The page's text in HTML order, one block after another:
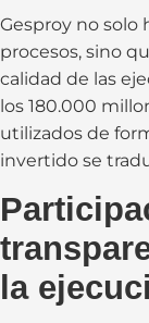
Gesproy no solo
procesos, sino
calidad de las
los 180.000
utilizados de
invertido se
la